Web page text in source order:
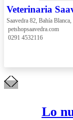
Veterinaria
Saavedra 82, Bahía
petshopsaavedra.com
0291 4532116
Lo